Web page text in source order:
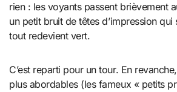
rien : les voyants passent brièvement
un petit bruit de têtes d’impression qui
tout redevient vert.
C’est reparti pour un tour. En
plus abordables (les fameux « petits